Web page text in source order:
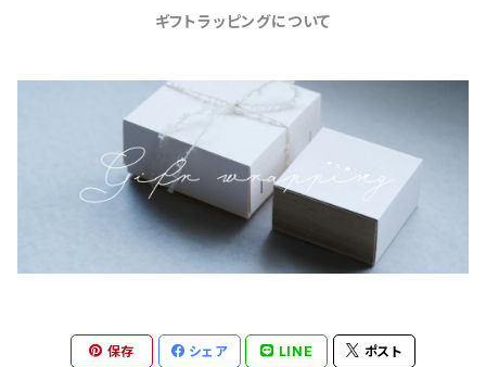
ギフトラッピングについて
保存 シェア LINE ポスト